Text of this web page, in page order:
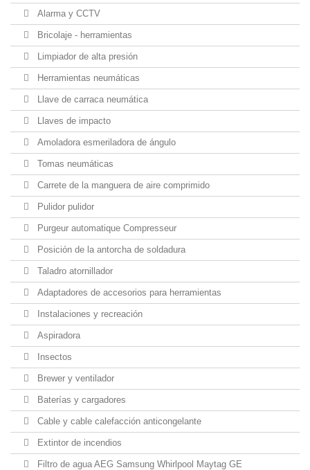
Alarma y CCTV
Bricolaje - herramientas
Limpiador de alta presión
Herramientas neumáticas
Llave de carraca neumática
Llaves de impacto
Amoladora esmeriladora de ángulo
Tomas neumáticas
Carrete de la manguera de aire comprimido
Pulidor pulidor
Purgeur automatique Compresseur
Posición de la antorcha de soldadura
Taladro atornillador
Adaptadores de accesorios para herramientas
Instalaciones y recreación
Aspiradora
Insectos
Brewer y ventilador
Baterías y cargadores
Cable y cable calefacción anticongelante
Extintor de incendios
Filtro de agua AEG Samsung Whirlpool Maytag GE